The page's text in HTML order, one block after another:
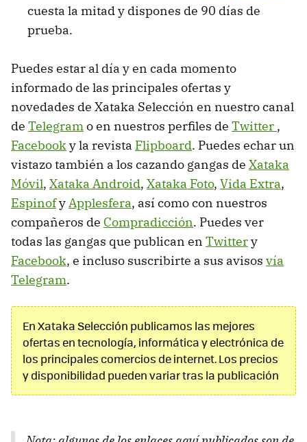
cuesta la mitad y dispones de 90 días de
prueba.
Puedes estar al día y en cada momento
informado de las principales ofertas y
novedades de Xataka Selección en nuestro canal
de Telegramo en nuestros perfiles de Twitter ,
Facebooky la revista Flipboard. Puedes echar un
vistazo también a los cazando gangas de Xataka
Móvil, Xataka Android, Xataka Foto, Vida Extra,
EspinofyApplesfera, así como con nuestros
compañeros de Compradicción. Puedes ver
todas las gangas que publican en Twittery
Facebook, e incluso suscribirte a sus avisos vía
Telegram.
En Xataka Selección publicamos las mejores
ofertas en tecnología, informática y electrónica de
los principales comercios de internet. Los precios
y disponibilidad pueden variar tras la publicación